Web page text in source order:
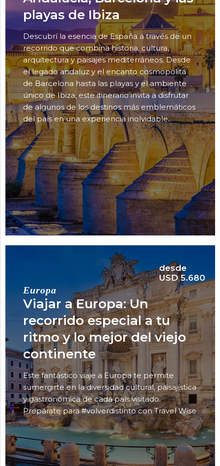
playas de Ibiza
Descubrí la esencia de España a través de un
recorrido que combina historia, cultura,
arquitectura y paisajes mediterráneos. Desde
el legado andaluz y el encanto cosmopolita
de Barcelona hasta las playas y el ambiente
único de Ibiza, este itinerario invita a disfrutar
de algunos de los destinos más emblemáticos
del país en una experiencia inolvidable.
desde
USD 5.680
Europa
Viajar a Europa: Un
recorrido especial a tu
ritmo y lo mejor del viejo
continente
Este fantástico viaje a Europa te permite
sumergirte en la diversidad cultural, paisajística
y gastronómica de cada país visitado.
Prepárate para #volverdistinto con Travel Wise